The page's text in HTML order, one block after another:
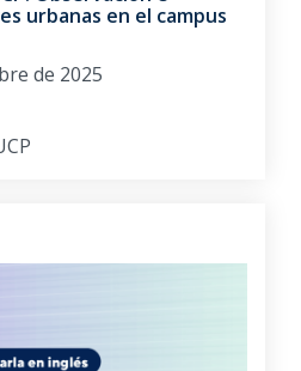
urbanas en el campus
de 2025